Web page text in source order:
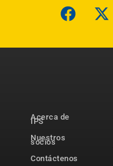
Acerca de
IPS
Nuestros
socios
Contáctenos